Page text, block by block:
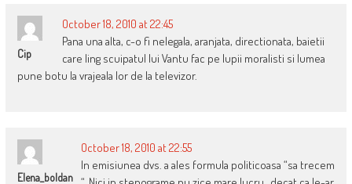
Cip
October 18, 2010 at 22:45
Pana una alta, c-o fi nelegala, aranjata, directionata, baietii
care ling scuipatul lui Vantu fac pe lupii moralisti si lumea
pune botu la vrajeala lor de la televizor.
Elena_boldan
October 18, 2010 at 22:55
In emisiunea dvs. a ales formula politicoasa “sa trecem